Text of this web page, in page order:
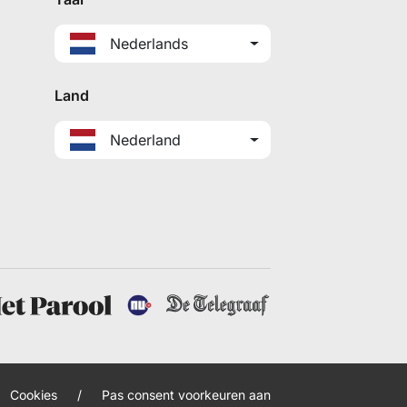
Nederlands
Land
Nederland
Cookies / Pas consent voorkeuren aan